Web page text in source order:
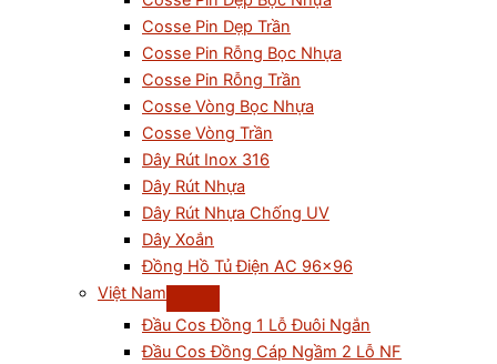
Cosse Pin Dẹp Trần
Cosse Pin Rỗng Bọc Nhựa
Cosse Pin Rỗng Trần
Cosse Vòng Bọc Nhựa
Cosse Vòng Trần
Dây Rút Inox 316
Dây Rút Nhựa
Dây Rút Nhựa Chống UV
Dây Xoắn
Đồng Hồ Tủ Điện AC 96×96
Việt Nam
Đầu Cos Đồng 1 Lỗ Đuôi Ngắn
Đầu Cos Đồng Cáp Ngầm 2 Lỗ NF